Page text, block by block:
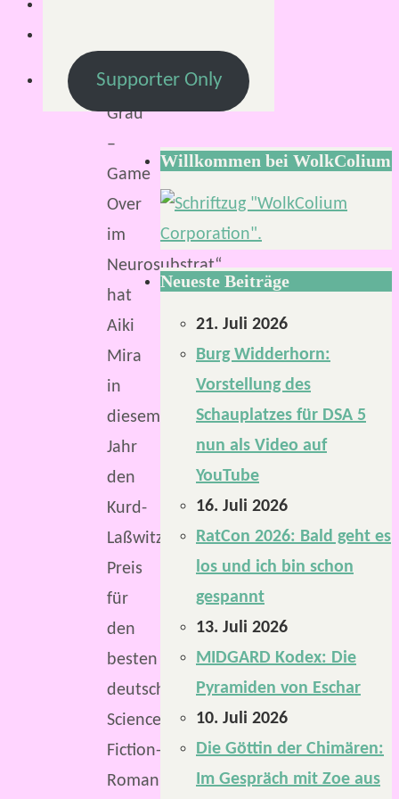
Mit
„Neon
Grau
–
Game
Over
im
Neurosubstrat“
hat
Aiki
Mira
in
diesem
Jahr
den
Kurd-
Laßwitz-
Preis
für
den
besten
deutschsprachigen
Science-
Fiction-
Roman
Supporter Only
Willkommen bei WolkColium
Neueste Beiträge
21. Juli 2026
Burg Widderhorn:
Vorstellung des
Schauplatzes für DSA 5
nun als Video auf
YouTube
16. Juli 2026
RatCon 2026: Bald geht es
los und ich bin schon
gespannt
13. Juli 2026
MIDGARD Kodex: Die
Pyramiden von Eschar
10. Juli 2026
Die Göttin der Chimären:
Im Gespräch mit Zoe aus